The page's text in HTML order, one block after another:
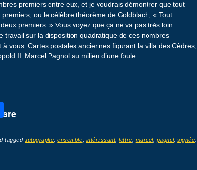
premiers entre eux, et je voudrais démontrer que tout
ou le célèbre théorème de Goldblach, « Tout
premiers. » Vous voyez que ça ne va pas très loin.
travail sur la disposition quadratique de ces nombres
vous. Cartes postales anciennes figurant la villa des Cèdres,
II. Marcel Pagnol au milieu d’une foule.
P
ta
tagged autographe ,ensemble intéressant,lettre marcel, pagnol,signée